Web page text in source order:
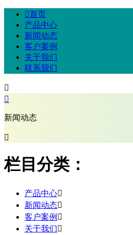
首页
产品中心
新闻动态
客户案例
关于我们
联系我们


新闻动态

栏目分类：
产品中心
新闻动态
客户案例 
关于我们